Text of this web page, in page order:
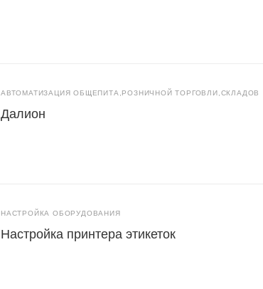
АВТОМАТИЗАЦИЯ ОБЩЕПИТА,РОЗНИЧНОЙ ТОРГОВЛИ,СКЛАДОВ
Далион
НАСТРОЙКА ОБОРУДОВАНИЯ
Настройка принтера этикеток